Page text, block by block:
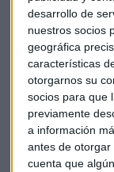
desarrollo de
nuestros socios
geográfica
características
otorgarnos su
socios para que
previamente
a información
antes de otorgar
cuenta que
Este avance
tiempo, el
Echeverría.
nuestro tiempo
está cambiando,
se cuida y se
estar en la cocina".